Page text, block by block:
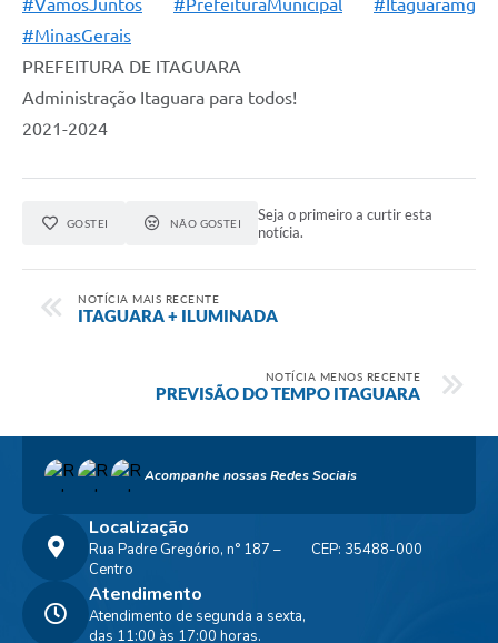
#VamosJuntos
#PrefeituraMunicipal
#Itaguaramg
#MinasGerais
PREFEITURA DE ITAGUARA⠀
Administração Itaguara para todos!⠀
2021-2024
GOSTEI NÃO GOSTEI
Seja o primeiro a curtir esta
notícia.
NOTÍCIA MAIS RECENTE
ITAGUARA + ILUMINADA
NOTÍCIA MENOS RECENTE
PREVISÃO DO TEMPO ITAGUARA
Acompanhe nossas Redes Sociais
Localização
Rua Padre Gregório, n° 187 –
Centro
CEP: 35488-000
Atendimento
Atendimento de segunda a sexta,
das 11:00 às 17:00 horas.